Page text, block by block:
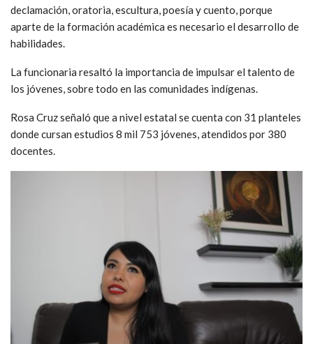
declamación, oratoria, escultura, poesía y cuento, porque
aparte de la formación académica es necesario el desarrollo de
habilidades.
La funcionaria resaltó la importancia de impulsar el talento de
los jóvenes, sobre todo en las comunidades indígenas.
Rosa Cruz señaló que a nivel estatal se cuenta con 31 planteles
donde cursan estudios 8 mil 753 jóvenes, atendidos por 380
docentes.